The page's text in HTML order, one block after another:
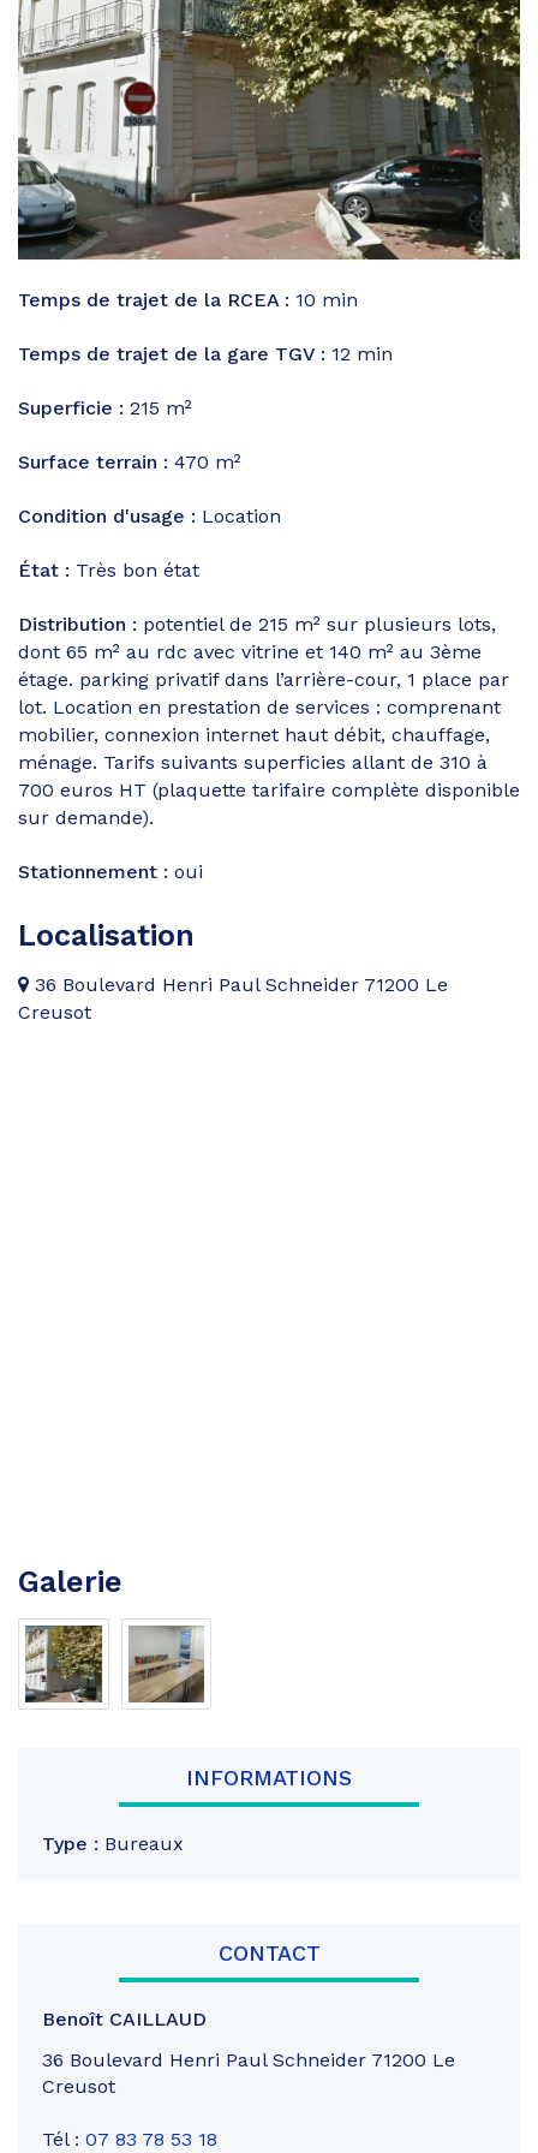
Temps de trajet de la RCEA : 10 min
Temps de trajet de la gare TGV : 12 min
Superficie : 215 m²
Surface terrain : 470 m²
Condition d'usage : Location
État : Très bon état
Distribution : potentiel de 215 m² sur plusieurs lots,
dont 65 m² au rdc avec vitrine et 140 m² au 3ème
étage. parking privatif dans l’arrière-cour, 1 place par
lot. Location en prestation de services : comprenant
mobilier, connexion internet haut débit, chauffage,
ménage. Tarifs suivants superficies allant de 310 à
700 euros HT (plaquette tarifaire complète disponible
sur demande).
Stationnement : oui
Localisation
36 Boulevard Henri Paul Schneider 71200 Le
Creusot
Galerie
INFORMATIONS
Type : Bureaux
CONTACT
Benoît CAILLAUD
36 Boulevard Henri Paul Schneider 71200 Le
Creusot
Tél : 07 83 78 53 18